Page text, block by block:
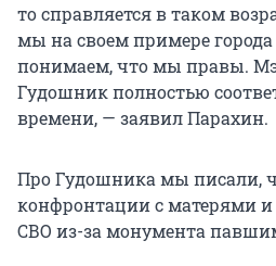
то справляется в таком
мы на своем примере
понимаем, что мы правы.
Гудошник полностью
времени, — заявил Парахин.
Про Гудошника мы писали,
конфронтации с матерями
СВО из-за монумента